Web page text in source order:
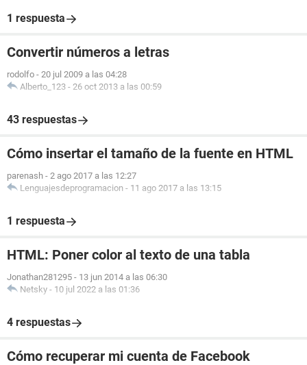
1 respuesta
Convertir números a letras
rodolfo - 20 jul 2009 a las 04:28
Alberto_123 - 26 oct 2013 a las 00:59
43 respuestas
Cómo insertar el tamaño de la fuente en HTML
parenash - 2 ago 2017 a las 12:27
Lenguajesdeprogramacion - 11 ago 2017 a las 13:15
1 respuesta
HTML: Poner color al texto de una tabla
Jonathan281295 - 13 jun 2014 a las 06:30
Netsky - 10 jul 2022 a las 01:36
4 respuestas
Cómo recuperar mi cuenta de Facebook